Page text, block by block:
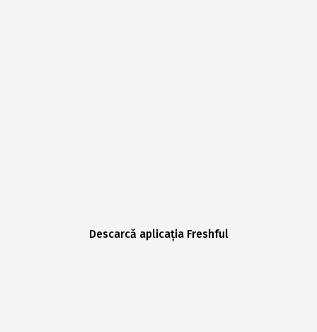
Descarcă aplicația Freshful